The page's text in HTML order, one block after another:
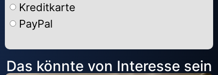
Kreditkarte
PayPal
Alternative:
Das könnte von Interesse sein